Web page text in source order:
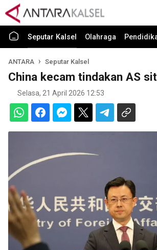
Seputar Kalsel Olahraga
ANTARA Seputar Kalsel
China kecam tindakan AS
Selasa, 21 April 2026 12:53